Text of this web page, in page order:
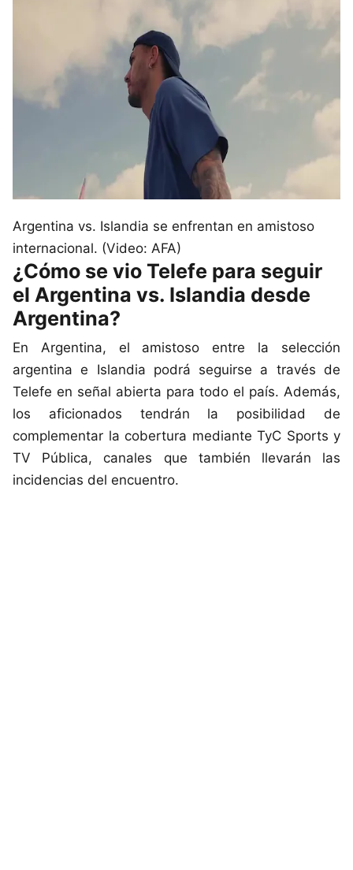
Argentina vs. Islandia se enfrentan en amistoso
internacional. (Video: AFA)
¿Cómo se vio Telefe para seguir
el Argentina vs. Islandia desde
Argentina?
En Argentina, el amistoso entre la selección
argentina e Islandia podrá seguirse a través de
Telefe en señal abierta para todo el país. Además,
los aficionados tendrán la posibilidad de
complementar la cobertura mediante TyC Sports y
TV Pública, canales que también llevarán las
incidencias del encuentro.